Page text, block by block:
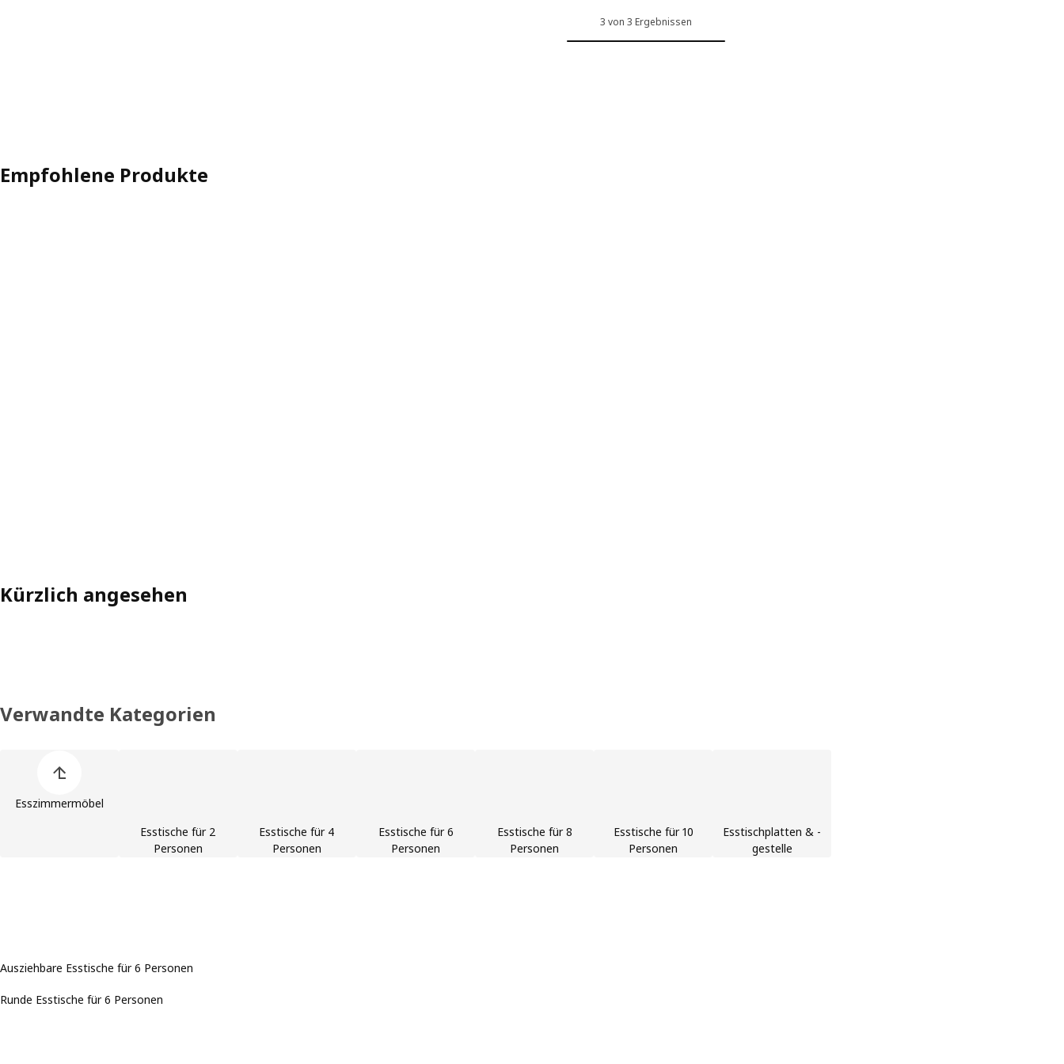
3 von 3 Ergebnissen
Empfohlene Produkte
Kürzlich angesehen
Verwandte Kategorien
Esszimmermöbel
Esstische für 2
Personen
Esstische für 4
Personen
Esstische für 6
Personen
Esstische für 8
Personen
Esstische für 10
Personen
Esstischplatten & -
gestelle
Ausziehbare Esstische für 6 Personen
Runde Esstische für 6 Personen